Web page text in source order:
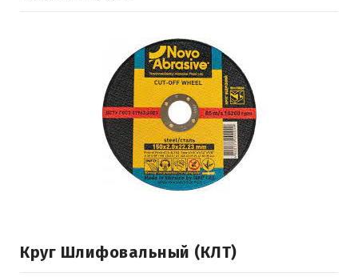
Круг Шлифовальный (КЛТ)